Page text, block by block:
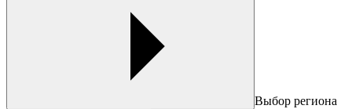
Выбор региона